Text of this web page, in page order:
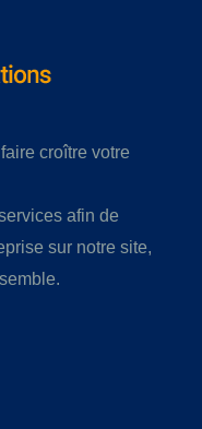
croître votre
afin de
sur notre site,